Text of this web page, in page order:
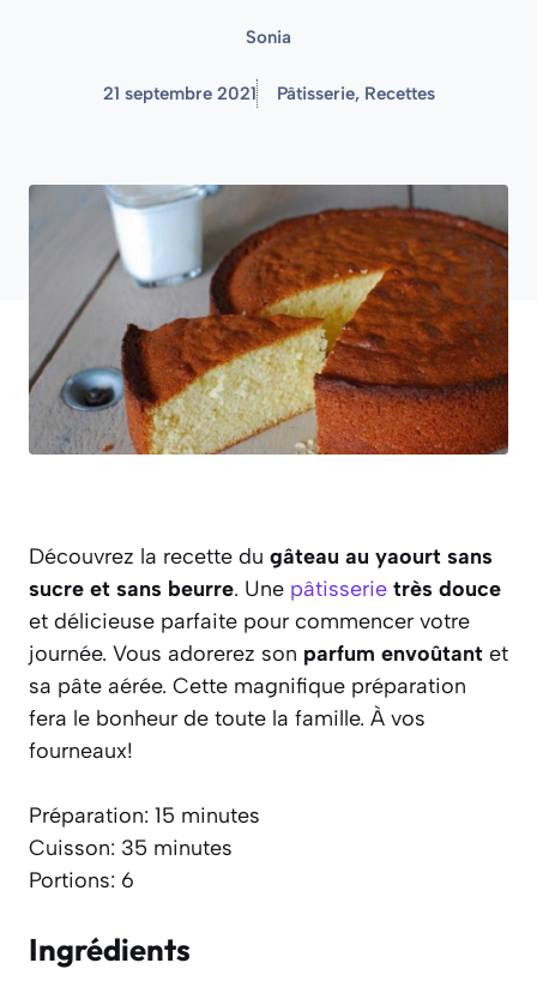
Sonia
21 septembre 2021 Pâtisserie, Recettes
Découvrez la recette du gâteau au yaourt sans
sucre et sans beurre. Une pâtisserie très douce
et délicieuse parfaite pour commencer votre
journée. Vous adorerez son parfum envoûtant et
sa pâte aérée. Cette magnifique préparation
fera le bonheur de toute la famille. À vos
fourneaux!
Préparation: 15 minutes
Cuisson: 35 minutes
Portions: 6
Ingrédients